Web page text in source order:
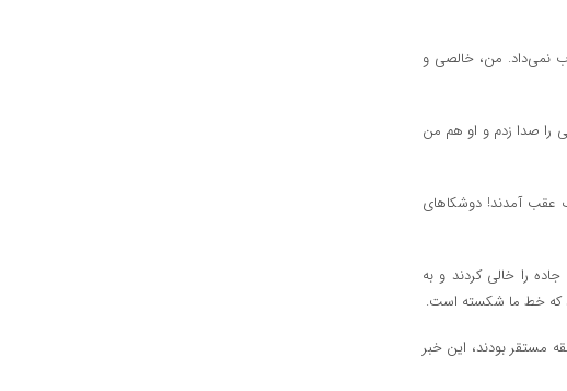
نمی‌داد. من، خالصی و
را صدا زدم و او هم من
عقب آمدند! دوشکا‌های
را خالی کردند و به
که خط ما شکسته است.
مستقر بودند، این خبر